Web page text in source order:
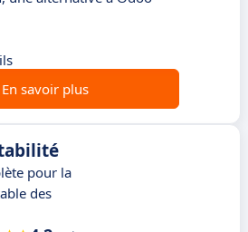
En savoir plus
pour la
des